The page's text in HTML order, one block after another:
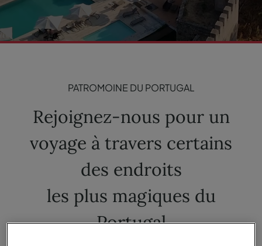
PATROMOINE DU PORTUGAL
Rejoignez-nous pour un
voyage à travers certains
des endroits
les plus magiques du
Portugal